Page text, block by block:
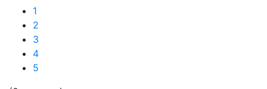
1
2
3
4
5